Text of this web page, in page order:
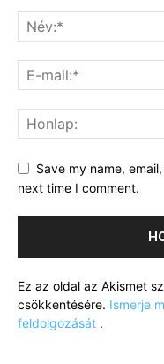
Save my name,
next time I comment.
Ez az oldal az Akismet
csökkentésére. Ismerje
feldolgozását .